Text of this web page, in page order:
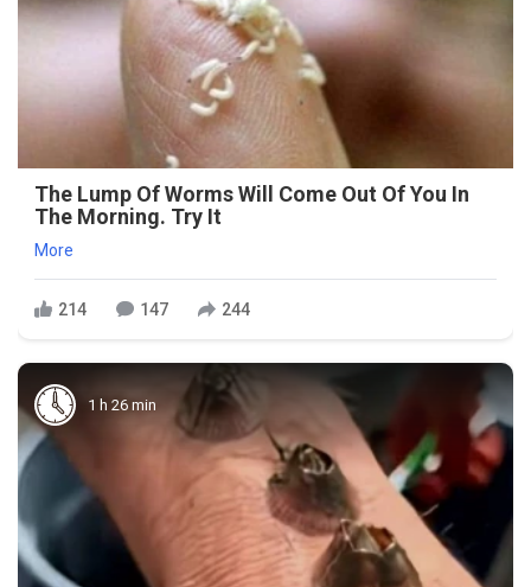
The Lump Of Worms Will Come Out Of You In
The Morning. Try It
More
214 147 244
1 h 26 min